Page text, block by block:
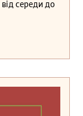
середи до